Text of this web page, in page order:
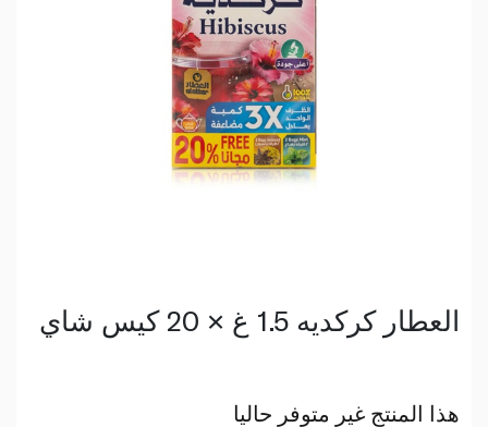
العطار كركديه 1.5 غ × 20 كيس شاي
هذا المنتج غير متوفر حاليا